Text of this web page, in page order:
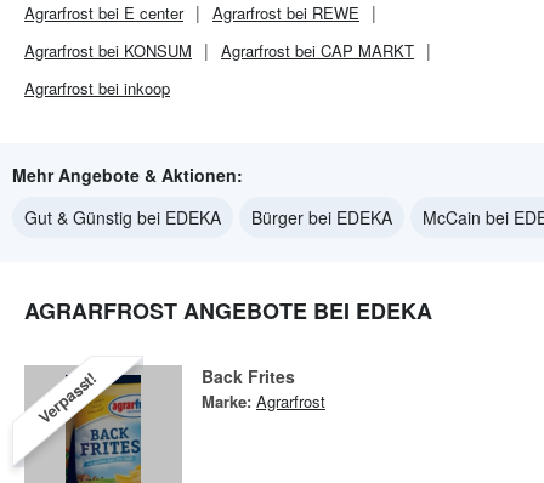
Agrarfrost bei E center
Agrarfrost bei REWE
Agrarfrost bei KONSUM
Agrarfrost bei CAP MARKT
Agrarfrost bei inkoop
Mehr Angebote & Aktionen:
Gut & Günstig bei EDEKA
Bürger bei EDEKA McCain bei
AGRARFROST ANGEBOTE BEI EDEKA
Verpasst! Back Frites
Marke: Agrarfrost